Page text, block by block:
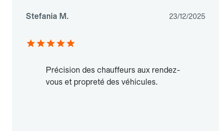
Stefania M. 23/12/2025
Précision des chauffeurs aux rendez-
vous et propreté des véhicules.